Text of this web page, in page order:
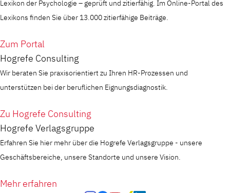
Lexikon der Psychologie – geprüft und zitierfähig. Im Online-Portal des
Lexikons finden Sie über 13.000 zitierfähige Beiträge.
Zum Portal
Hogrefe Consulting
Wir beraten Sie praxisorientiert zu Ihren HR-Prozessen und
unterstützen bei der beruflichen Eignungsdiagnostik.
Zu Hogrefe Consulting
Hogrefe Verlagsgruppe
Erfahren Sie hier mehr über die Hogrefe Verlagsgruppe - unsere
Geschäftsbereiche, unsere Standorte und unsere Vision.
Mehr erfahren